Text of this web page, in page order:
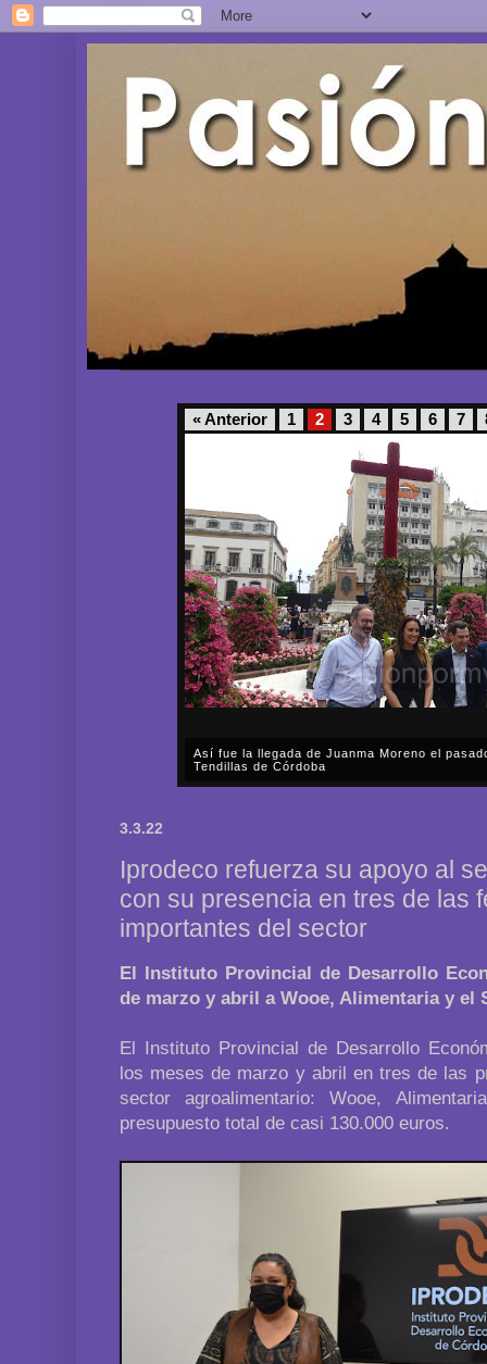
« Anterior 1 2 3 4 5 6 7
Así fue la llegada de Juanma Moreno el
Tendillas de Córdoba
3.3.22
Iprodeco refuerza su apoyo al
con su presencia en tres de las
importantes del sector
El Instituto Provincial de Desarrollo
de marzo y abril a Wooe, Alimentaria y el
El Instituto Provincial de Desarrollo
los meses de marzo y abril en tres de las
sector agroalimentario: Wooe,
presupuesto total de casi 130.000 euros.